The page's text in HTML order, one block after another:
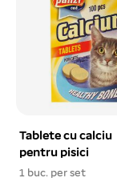
Tablete cu calciu
pentru pisici
1 buc. per set